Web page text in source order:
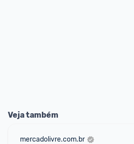
Veja também
mercadolivre.com.br